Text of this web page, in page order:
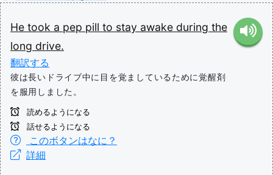
He took a pep pill to stay awake during the
long drive.
翻訳する
彼は長いドライブ中に目を覚ましているために覚醒剤
を服用しました。
読めるようになる
話せるようになる
このボタンはなに？
詳細